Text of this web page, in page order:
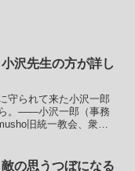
沢先生の方が詳し
守られて来た小沢一郎
。――小沢一郎（事務
旧統一教会、衆院
を乗っ取ろうとしたと
の思うつぼになる